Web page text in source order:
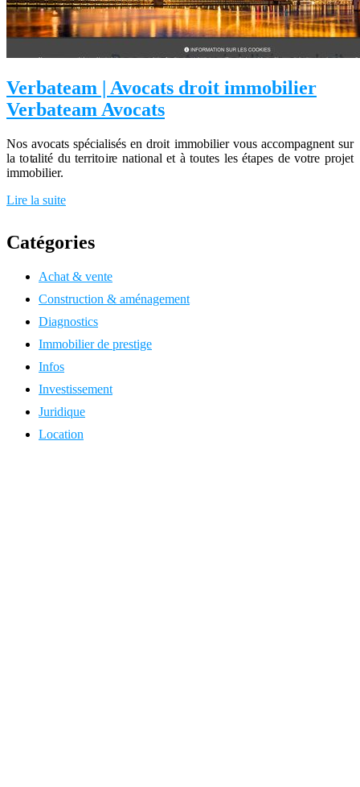
Verbateam | Avocats droit immobilier
Verbateam Avocats
Nos avocats spécialisés en droit immobilier vous accompagnent sur
la totalité du territoire national et à toutes les étapes de votre projet
immobilier.
Lire la suite
Catégories
Achat & vente
Construction & aménagement
Diagnostics
Immobilier de prestige
Infos
Investissement
Juridique
Location